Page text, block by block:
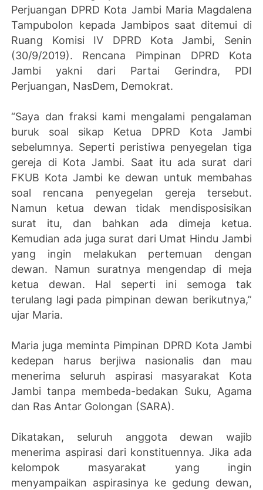
Perjuangan DPRD Kota Jambi Maria Magdalena
Tampubolon kepada Jambipos saat ditemui di
Ruang Komisi IV DPRD Kota Jambi, Senin
(30/9/2019). Rencana Pimpinan DPRD Kota
Jambi yakni dari Partai Gerindra, PDI
Perjuangan, NasDem, Demokrat.
“Saya dan fraksi kami mengalami pengalaman
buruk soal sikap Ketua DPRD Kota Jambi
sebelumnya. Seperti peristiwa penyegelan tiga
gereja di Kota Jambi. Saat itu ada surat dari
FKUB Kota Jambi ke dewan untuk membahas
soal rencana penyegelan gereja tersebut.
Namun ketua dewan tidak mendisposisikan
surat itu, dan bahkan ada dimeja ketua.
Kemudian ada juga surat dari Umat Hindu Jambi
yang ingin melakukan pertemuan dengan
dewan. Namun suratnya mengendap di meja
ketua dewan. Hal seperti ini semoga tak
terulang lagi pada pimpinan dewan berikutnya,”
ujar Maria.
Maria juga meminta Pimpinan DPRD Kota Jambi
kedepan harus berjiwa nasionalis dan mau
menerima seluruh aspirasi masyarakat Kota
Jambi tanpa membeda-bedakan Suku, Agama
dan Ras Antar Golongan (SARA).
Dikatakan, seluruh anggota dewan wajib
menerima aspirasi dari konstituennya. Jika ada
kelompok masyarakat yang ingin
menyampaikan aspirasinya ke gedung dewan,